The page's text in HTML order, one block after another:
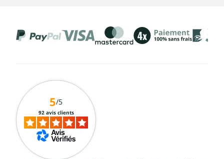
5/5
92 avis clients